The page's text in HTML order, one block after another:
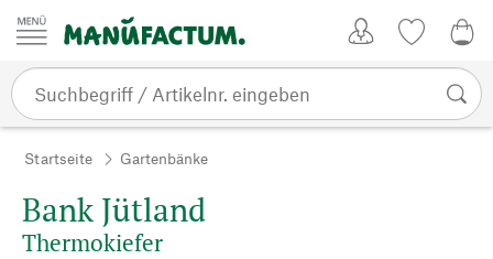
Zum Inhalt springen
Startseite Gartenbänke
Bank Jütland
Thermokiefer